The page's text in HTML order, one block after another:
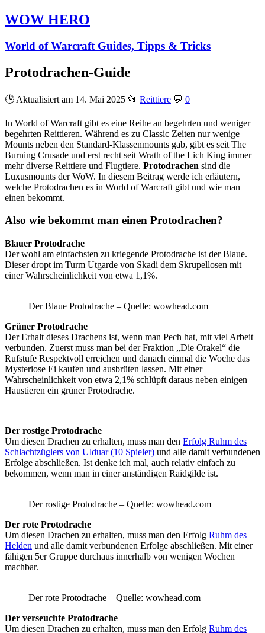
WOW HERO
World of Warcraft Guides, Tipps & Tricks
Protodrachen-Guide
🕒 Aktualisiert am 14. Mai 2025 📂 Reittiere 💬 0
In World of Warcraft gibt es eine Reihe an begehrten und weniger
begehrten Reittieren. Während es zu Classic Zeiten nur wenige
Mounts neben den Standard-Klassenmounts gab, gibt es seit The
Burning Crusade und erst recht seit Wrath of the Lich King immer
mehr diverse Reittiere und Flugtiere. Protodrachen sind die
Luxusmounts der WoW. In diesem Beitrag werde ich erläutern,
welche Protodrachen es in World of Warcraft gibt und wie man
einen bekommt.
Also wie bekommt man einen Protodrachen?
Blauer Protodrache
Der wohl am einfachsten zu kriegende Protodrache ist der Blaue.
Dieser dropt im Turm Utgarde von Skadi dem Skrupellosen mit
einer Wahrscheinlichkeit von etwa 1,1%.
Der Blaue Protodrache – Quelle: wowhead.com
Grüner Protodrache
Der Erhalt dieses Drachens ist, wenn man Pech hat, mit viel Arbeit
verbunden. Zuerst muss man bei der Fraktion „Die Orakel“ die
Rufstufe Respektvoll erreichen und danach einmal die Woche das
Mysteriose Ei kaufen und ausbrüten lassen. Mit einer
Wahrscheinlichkeit von etwa 2,1% schlüpft daraus neben einigen
Haustieren ein grüner Protodrache.
Der rostige Protodrache
Um diesen Drachen zu erhalten, muss man den Erfolg Ruhm des
Schlachtzüglers von Ulduar (10 Spieler) und alle damit verbundenen
Erfolge abschließen. Ist denke ich mal, auch relativ einfach zu
bekommen, wenn man in einer anständigen Raidgilde ist.
Der rostige Protodrache – Quelle: wowhead.com
Der rote Protodrache
Um diesen Drachen zu erhalten, muss man den Erfolg Ruhm des
Helden und alle damit verbundenen Erfolge abschließen. Mit einer
fähigen 5er Gruppe durchaus innerhalb von wenigen Wochen
machbar.
Der rote Protodrache – Quelle: wowhead.com
Der verseuchte Protodrache
Um diesen Drachen zu erhalten, muss man den Erfolg Ruhm des